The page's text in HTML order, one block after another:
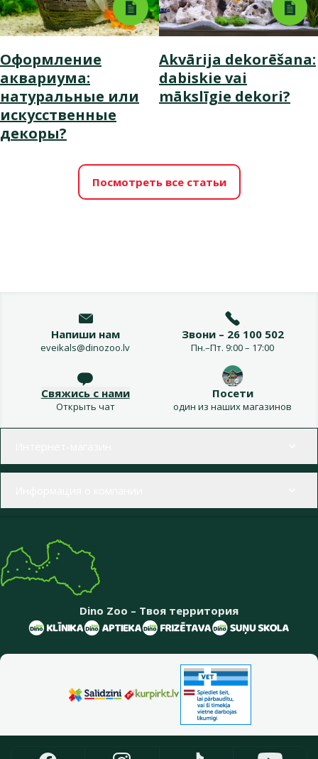
Оформление
аквариума:
натуральные или
искусственные
декоры?
Akvārija dekorēšana:
dabiskie vai
mākslīgie dekori?
Посмотреть все статьи
Напиши нам
eveikals@dinozoo.lv
Звони – 26 100 502
Пн.–Пт. 9:00 – 17:00
Свяжись с нами
Открыть чат
Посети
один из наших магазинов
Dino Zoo – Твоя территория